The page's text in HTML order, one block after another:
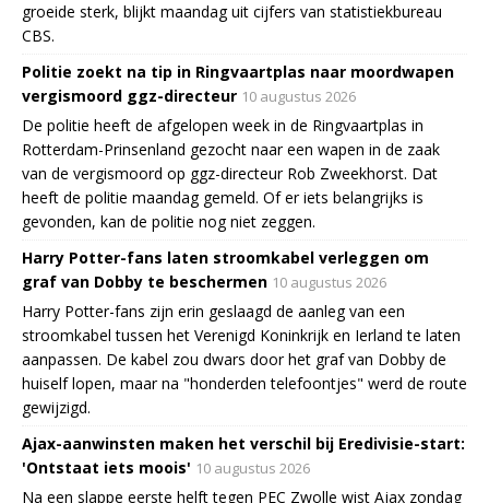
groeide sterk, blijkt maandag uit cijfers van statistiekbureau
CBS.
Politie zoekt na tip in Ringvaartplas naar moordwapen
vergismoord ggz-directeur 10 augustus 2026
De politie heeft de afgelopen week in de Ringvaartplas in
Rotterdam-Prinsenland gezocht naar een wapen in de zaak
van de vergismoord op ggz-directeur Rob Zweekhorst. Dat
heeft de politie maandag gemeld. Of er iets belangrijks is
gevonden, kan de politie nog niet zeggen.
Harry Potter-fans laten stroomkabel verleggen om
graf van Dobby te beschermen 10 augustus 2026
Harry Potter-fans zijn erin geslaagd de aanleg van een
stroomkabel tussen het Verenigd Koninkrijk en Ierland te laten
aanpassen. De kabel zou dwars door het graf van Dobby de
huiself lopen, maar na "honderden telefoontjes" werd de route
gewijzigd.
Ajax-aanwinsten maken het verschil bij Eredivisie-start:
'Ontstaat iets moois' 10 augustus 2026
Na een slappe eerste helft tegen PEC Zwolle wist Ajax zondag